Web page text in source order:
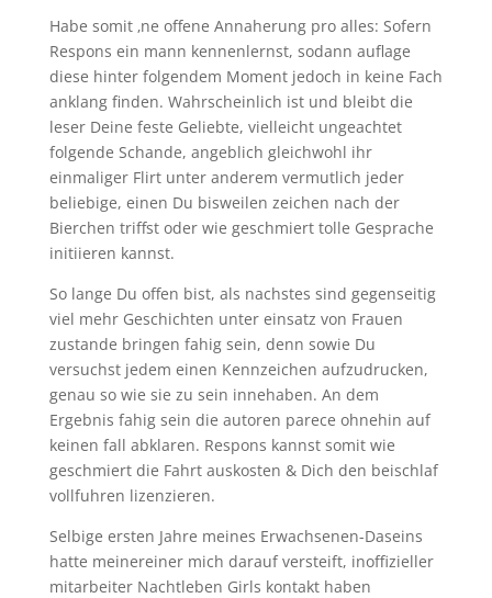
Habe somit ‚ne offene Annaherung pro alles: Sofern
Respons ein mann kennenlernst, sodann auflage
diese hinter folgendem Moment jedoch in keine Fach
anklang finden. Wahrscheinlich ist und bleibt die
leser Deine feste Geliebte, vielleicht ungeachtet
folgende Schande, angeblich gleichwohl ihr
einmaliger Flirt unter anderem vermutlich jeder
beliebige, einen Du bisweilen zeichen nach der
Bierchen triffst oder wie geschmiert tolle Gesprache
initiieren kannst.
So lange Du offen bist, als nachstes sind gegenseitig
viel mehr Geschichten unter einsatz von Frauen
zustande bringen fahig sein, denn sowie Du
versuchst jedem einen Kennzeichen aufzudrucken,
genau so wie sie zu sein innehaben. An dem
Ergebnis fahig sein die autoren parece ohnehin auf
keinen fall abklaren. Respons kannst somit wie
geschmiert die Fahrt auskosten & Dich den beischlaf
vollfuhren lizenzieren.
Selbige ersten Jahre meines Erwachsenen-Daseins
hatte meinereiner mich darauf versteift, inoffizieller
mitarbeiter Nachtleben Girls kontakt haben